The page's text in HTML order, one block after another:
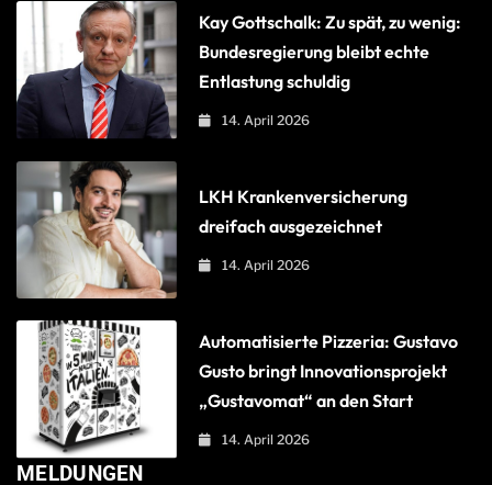
Kay Gottschalk: Zu spät, zu wenig:
Bundesregierung bleibt echte
Entlastung schuldig
14. April 2026
LKH Krankenversicherung
dreifach ausgezeichnet
14. April 2026
Automatisierte Pizzeria: Gustavo
Gusto bringt Innovationsprojekt
„Gustavomat“ an den Start
14. April 2026
MELDUNGEN